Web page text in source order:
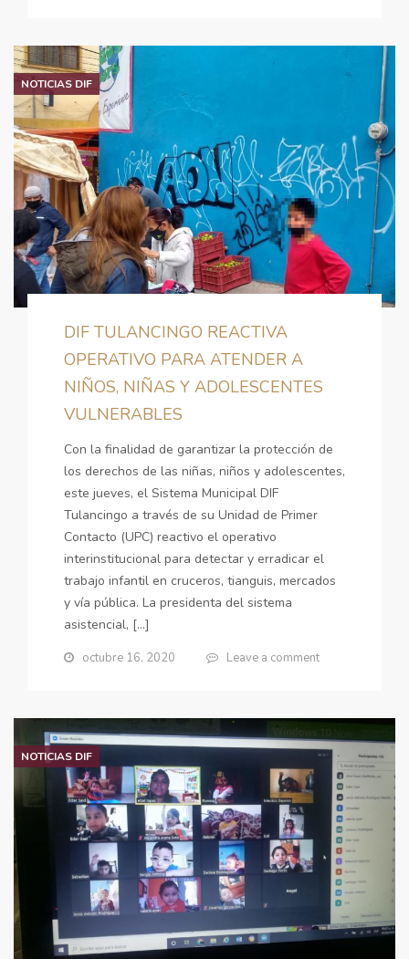
NOTICIAS DIF
DIF TULANCINGO REACTIVA
OPERATIVO PARA ATENDER A
NIÑOS, NIÑAS Y ADOLESCENTES
VULNERABLES
Con la finalidad de garantizar la protección de
los derechos de las niñas, niños y adolescentes,
este jueves, el Sistema Municipal DIF
Tulancingo a través de su Unidad de Primer
Contacto (UPC) reactivo el operativo
interinstitucional para detectar y erradicar el
trabajo infantil en cruceros, tianguis, mercados
y vía pública. La presidenta del sistema
asistencial, […]
octubre 16, 2020 Leave a comment
NOTICIAS DIF